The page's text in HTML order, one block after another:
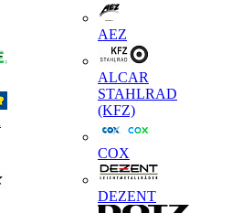
AEZ
ALCAR
STAHLRAD
(KFZ)
COX
DEZENT